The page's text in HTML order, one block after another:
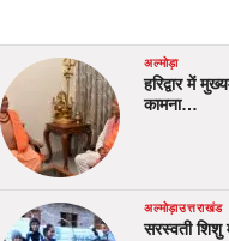
अल्मोड़ा
हरिद्वार में
कामना…
अल्मोड़ाउत्तराखंड
सरस्वती शिशु